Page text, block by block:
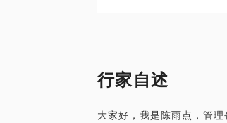
对应聘企业及应聘岗位
......
如何进行自我定位；
行家自述
大家好，我是陈雨点，管